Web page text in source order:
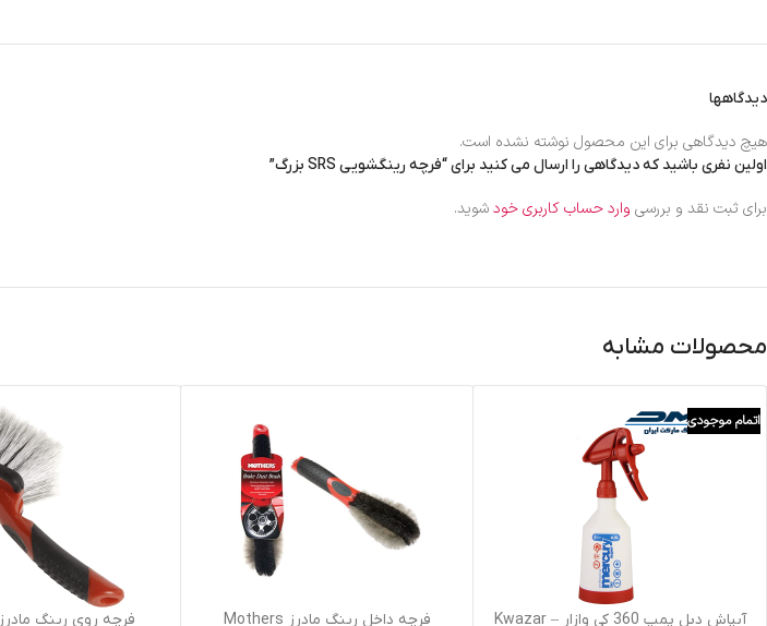
دیدگاهها
هیچ دیدگاهی برای این محصول نوشته نشده است.
اولین نفری باشید که دیدگاهی را ارسال می کنید برای “فرچه رینگشویی SRS بزرگ”
برای ثبت نقد و بررسی وارد حساب کاربری خودشوید.
محصولات مشابه
اتمام موجودی
اطلاعات بیشتر
آبپاش دبل پمپ 360 کی وازار – Kwazar
افزودن به سبد خرید
فرچه داخل رینگ مادرز Mothers افزودن به سبد خرید
فرچه روی رینگ مادرز Mothers